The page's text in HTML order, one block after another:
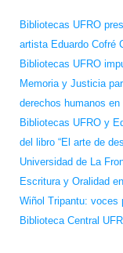
Bibliotecas UFRO
artista Eduardo Cofré
Bibliotecas UFRO
Memoria y Justicia
derechos humanos
Bibliotecas UFRO y
del libro “El arte de
Universidad de La
Escritura y Oralidad
Wiñol Tripantu: voces
Biblioteca Central